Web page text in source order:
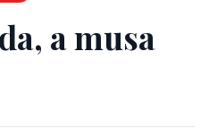
a musa